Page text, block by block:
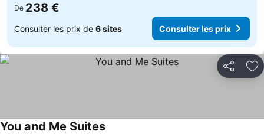
De 238 €
Consulter les prix de 6 sites Consulter les prix
Partager
You and Me Suites